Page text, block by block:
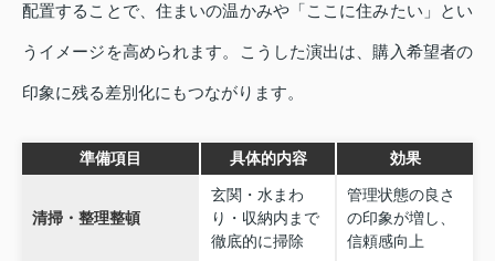
配置することで、住まいの温かみや「ここに住みたい」とい
うイメージを高められます。こうした演出は、購入希望者の
印象に残る差別化にもつながります。
準備項目 具体的内容 効果
清掃・整理整頓
玄関・水まわ
り・収納内まで
徹底的に掃除
管理状態の良さ
の印象が増し、
信頼感向上